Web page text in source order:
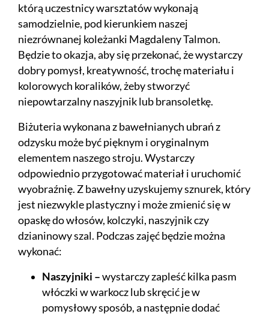
którą uczestnicy warsztatów wykonają
samodzielnie, pod kierunkiem naszej
niezrównanej koleżanki Magdaleny Talmon.
Będzie to okazja, aby się przekonać, że wystarczy
dobry pomysł, kreatywność, trochę materiału i
kolorowych koralików, żeby stworzyć
niepowtarzalny naszyjnik lub bransoletkę.
Biżuteria wykonana z bawełnianych ubrań z
odzysku może być pięknym i oryginalnym
elementem naszego stroju. Wystarczy
odpowiednio przygotować materiał i uruchomić
wyobraźnię. Z bawełny uzyskujemy sznurek, który
jest niezwykle plastyczny i może zmienić się w
opaskę do włosów, kolczyki, naszyjnik czy
dzianinowy szal. Podczas zajęć będzie można
wykonać:
Naszyjniki –wystarczy zapleść kilka pasm
włóczki w warkocz lub skręcić je w
pomysłowy sposób, a następnie dodać